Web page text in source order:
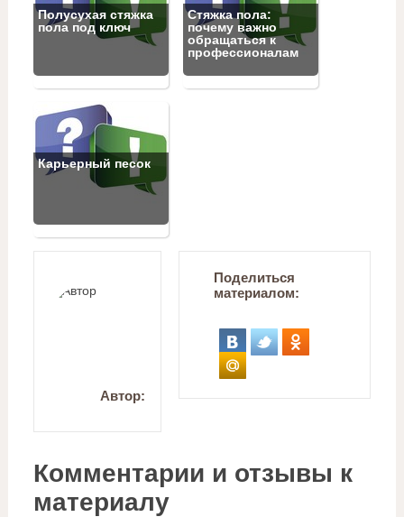
Полусухая стяжка
пола под ключ
Стяжка пола:
почему важно
обращаться к
профессионалам
Карьерный песок
Автор:
Поделиться
материалом:
Комментарии и отзывы к
материалу